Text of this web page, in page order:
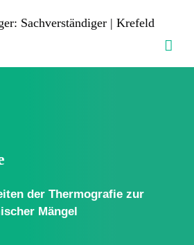
der Thermografie zur
Mängel